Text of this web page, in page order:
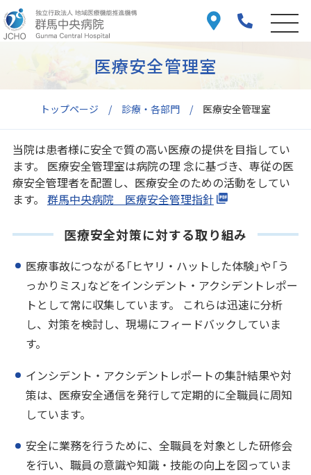
トップページ 診療・各部門 医療安全管理室
医療安全管理室
当院は患者様に安全で質の高い医療の提供を目指してい
ます。 医療安全管理室は病院の理 念に基づき、専従の医
療安全管理者を配置し、医療安全のための活動をしてい
ます。 群馬中央病院 医療安全管理指針
医療安全対策に対する取り組み
医療事故につながる「ヒヤリ・ハットした体験」や「う
っかりミス」などをインシデント・アクシデントレポー
トとして常に収集しています。 これらは迅速に分析
し、対策を検討し、現場にフィードバックしていま
す。
インシデント・アクシデントレポートの集計結果や対
策は、医療安全通信を発行して定期的に全職員に周知
しています。
安全に業務を行うために、全職員を対象とした研修会
を行い、職員の意識や知識・技能の向上を図っていま